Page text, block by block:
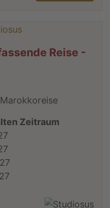
Reise -
Zeitraum